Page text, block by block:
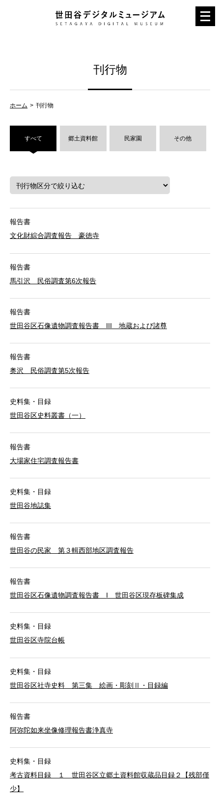
メ
ニ
刊行物
ホーム 刊行物
すべて 郷土資料館 民家園 その他
報告書
文化財綜合調査報告 豪徳寺
報告書
馬引沢 民俗調査第6次報告
報告書
世田谷区石像遺物調査報告書 III 地蔵および諸尊
報告書
奥沢 民俗調査第5次報告
史料集・目録
世田谷区史料叢書（一）
報告書
大場家住宅調査報告書
史料集・目録
世田谷地誌集
報告書
世田谷の民家 第３輯西部地区調査報告
報告書
世田谷区石像遺物調査報告書 I 世田谷区現存板碑集成
史料集・目録
世田谷区寺院台帳
史料集・目録
世田谷区社寺史料 第三集 絵画・彫刻Ⅱ・目録編
報告書
阿弥陀如来坐像修理報告書浄真寺
史料集・目録
考古資料目録 １ 世田谷区立郷土資料館収蔵品目録２【残部僅
少】